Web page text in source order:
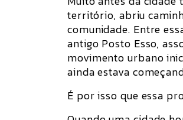
território, abriu
comunidade. Entre
antigo Posto Esso,
movimento urbano
ainda estava
É por isso que essa